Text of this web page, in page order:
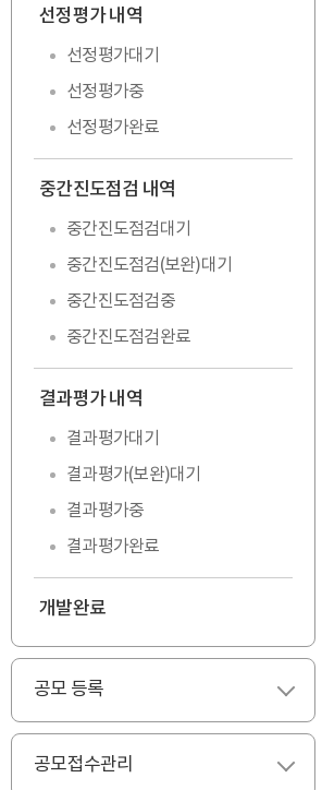
선정평가 내역
선정평가대기
선정평가중
선정평가완료
중간진도점검 내역
중간진도점검대기
중간진도점검(보완)대기
중간진도점검중
중간진도점검완료
결과평가 내역
결과평가대기
결과평가(보완)대기
결과평가중
결과평가완료
개발완료
공모 등록
공모접수관리